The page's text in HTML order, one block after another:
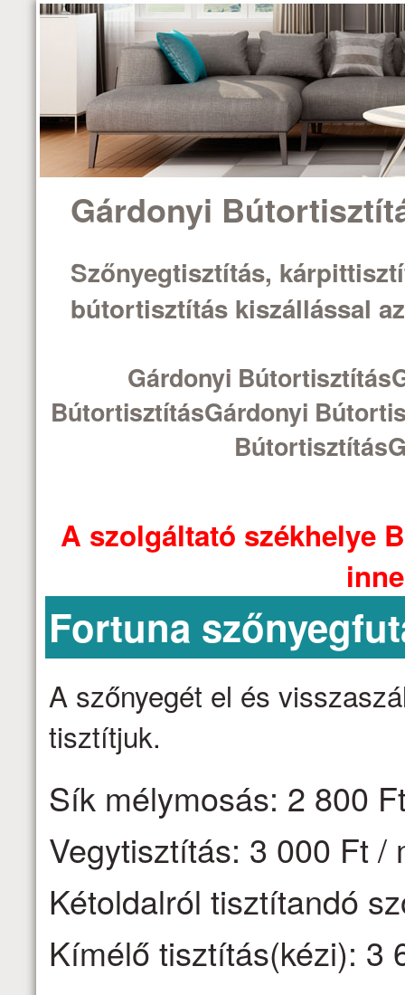
Gárdonyi
Szőnyegtisztítás,
bútortisztítás kiszállással
Gárdonyi
BútortisztításGárdonyi
A szolgáltató székhelye
Fortuna
A szőnyegét el és
tisztítjuk.
Sík mélymosás: 2 800
Vegytisztítás: 3 000 Ft /
Kétoldalról tisztítandó
Kímélő tisztítás(kézi): 3